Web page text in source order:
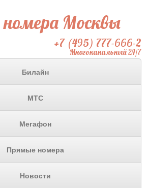
Москвы
+7 (495) 777-666-2
Многоканальный 24/7
Билайн
МТС
Мегафон
Прямые номера
Новости